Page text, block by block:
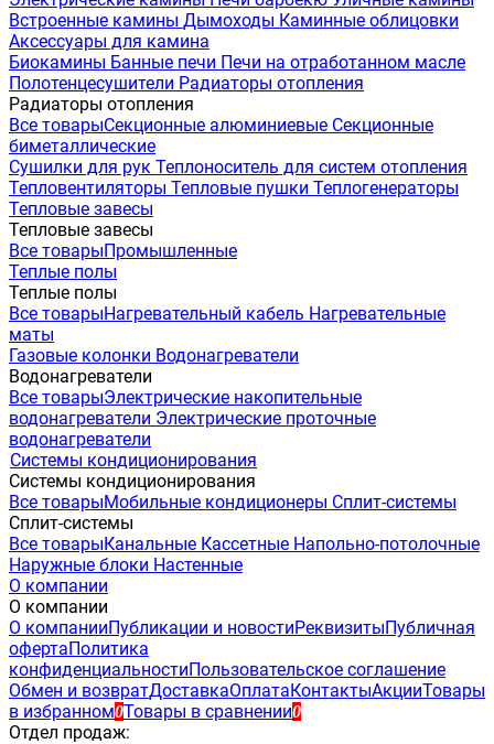
Встроенные камины Дымоходы Каминные облицовки
Аксессуары для камина
Биокамины Банные печи Печи на отработанном масле
Полотенцесушители Радиаторы отопления
Радиаторы отопления
Все товарыСекционные алюминиевые Секционные
биметаллические
Сушилки для рук Теплоноситель для систем отопления
Тепловентиляторы Тепловые пушки Теплогенераторы
Тепловые завесы
Тепловые завесы
Все товарыПромышленные
Теплые полы
Теплые полы
Все товарыНагревательный кабель Нагревательные
маты
Газовые колонки Водонагреватели
Водонагреватели
Все товарыЭлектрические накопительные
водонагреватели Электрические проточные
водонагреватели
Системы кондиционирования
Системы кондиционирования
Все товарыМобильные кондиционеры Сплит-системы
Сплит-системы
Все товарыКанальные Кассетные Напольно-потолочные
Наружные блоки Настенные
О компании
О компании
О компанииПубликации и новостиРеквизитыПубличная
офертаПолитика
конфиденциальностиПользовательское соглашение
Обмен и возвратДоставкаОплатаКонтактыАкцииТовары
в избранном0Товары в сравнении0
Отдел продаж: